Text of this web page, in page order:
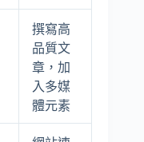
撰寫高
品質文
章，加
入多媒
體元素